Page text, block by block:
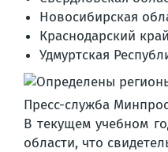
Новосибирская
Краснодарский
Удмуртская
Пресс-служба
В текущем учебном
области, что